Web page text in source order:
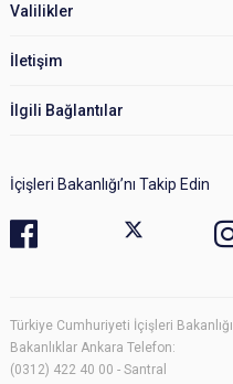
Valilikler
İletişim
İlgili Bağlantılar
İçişleri Bakanlığı’nı Takip Edin
Türkiye Cumhuriyeti İçişleri Bakanlığı
Bakanlıklar Ankara Telefon:
(0312) 422 40 00 - Santral